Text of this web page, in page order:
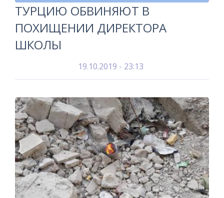
ТУРЦИЮ ОБВИНЯЮТ В
ПОХИЩЕНИИ ДИРЕКТОРА
ШКОЛЫ
19.10.2019 - 23:13